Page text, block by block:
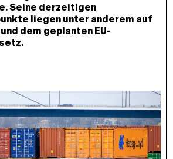
Seine derzeitigen
liegen unter anderem auf
dem geplanten EU-